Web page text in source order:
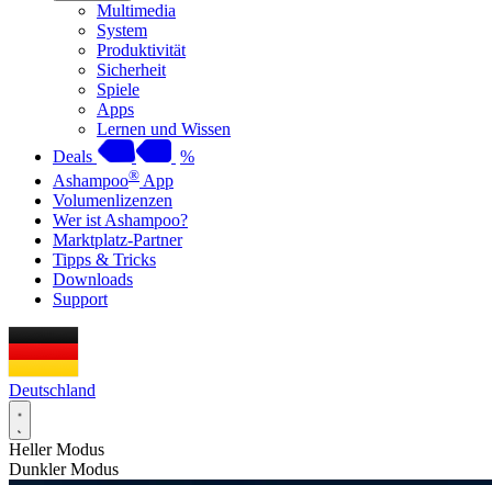
Multimedia
System
Produktivität
Sicherheit
Spiele
Apps
Lernen und Wissen
Deals
%
Ashampoo® App
Volumenlizenzen
Wer ist Ashampoo?
Marktplatz-Partner
Tipps & Tricks
Downloads
Support
Deutschland
Heller Modus
Dunkler Modus